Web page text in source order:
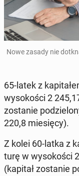
Nowe zasady nie
65-latek z
wy­so­ko­ści 2
zo­sta­nie
220,8 mie­się­cy).
Z kolei 60-latka z
tu­rę w wy­so­ko­ści
(kapitał zo­sta­nie